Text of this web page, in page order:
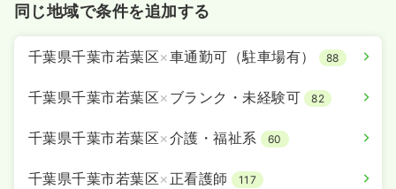
同じ地域で条件を追加する
千葉県千葉市若葉区×車通勤可（駐車場有） 88
千葉県千葉市若葉区× ブランク・未経験可 82
千葉県千葉市若葉区×介護・福祉系 60
千葉県千葉市若葉区× 正看護師 117